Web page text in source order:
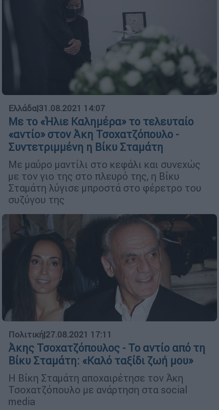
Ελλάδα|31.08.2021 14:07
Με το «Ήλιε Καλημέρα» το τελευταίο
«αντίο» στον Άκη Τσοχατζόπουλο -
Συντετριμμένη η Βίκυ Σταμάτη
Με μαύρο μαντίλι στο κεφάλι και συνεχώς
με τον γιο της στο πλευρό της, η Βίκυ
Σταμάτη λύγισε μπροστά στο φέρετρο του
συζύγου της
Πολιτική|27.08.2021 17:11
Άκης Τσοχατζόπουλος - Το αντίο από τη
Βίκυ Σταμάτη: «Καλό ταξίδι ζωή μου»
Η Βίκη Σταμάτη αποχαιρέτησε τον Άκη
Τσοχατζόπουλο με ανάρτηση στα social
media